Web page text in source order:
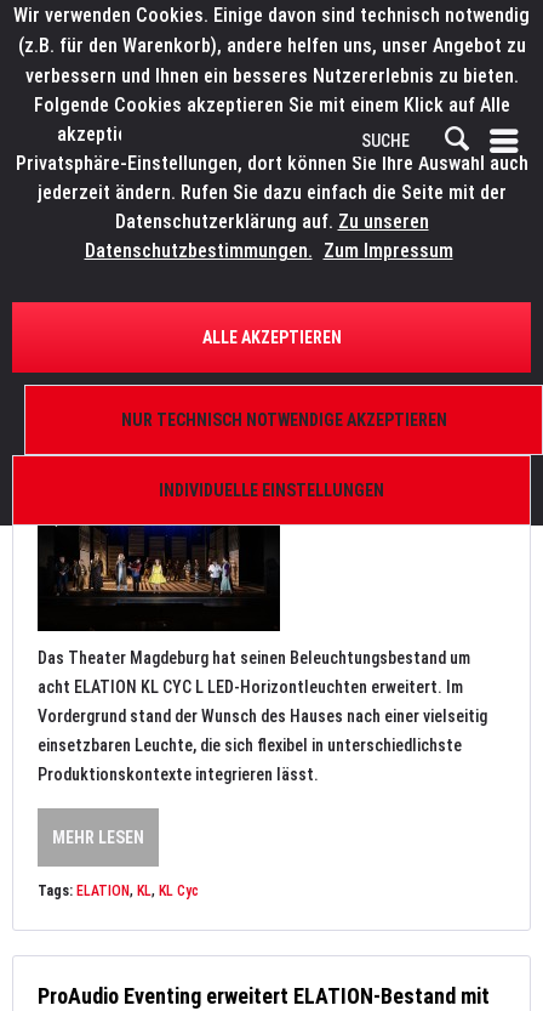
FILTERN
Theater Magdeburg investiert in ELATION KL CYC L
Von: Bianca Wilmsmann 25.05.26 16:15 0 Kommentare
Das Theater Magdeburg hat seinen Beleuchtungsbestand um
acht ELATION KL CYC L LED-Horizontleuchten erweitert. Im
Vordergrund stand der Wunsch des Hauses nach einer vielseitig
einsetzbaren Leuchte, die sich flexibel in unterschiedlichste
Produktionskontexte integrieren lässt.
MEHR LESEN
Tags: ELATION, KL, KL Cyc
ProAudio Eventing erweitert ELATION-Bestand mit
Wir verwenden Cookies. Einige davon sind technisch notwendig
(z.B. für den Warenkorb), andere helfen uns, unser Angebot zu
verbessern und Ihnen ein besseres Nutzererlebnis zu bieten.
Folgende Cookies akzeptieren Sie mit einem Klick auf Alle
akzeptieren. Weitere Informationen finden Sie in den
Privatsphäre-Einstellungen, dort können Sie Ihre Auswahl auch
jederzeit ändern. Rufen Sie dazu einfach die Seite mit der
Datenschutzerklärung auf. Zu unseren
Datenschutzbestimmungen. Zum Impressum
INDIVIDUELLE EINSTELLUNGEN
NUR TECHNISCH NOTWENDIGE AKZEPTIEREN
ALLE AKZEPTIEREN